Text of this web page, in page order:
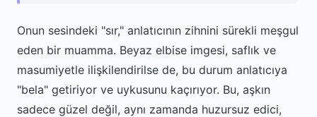
Onun sesindeki "sır," anlatıcının zihnini sürekli meşgul
eden bir muamma. Beyaz elbise imgesi, saflık ve
masumiyetle ilişkilendirilse de, bu durum anlatıcıya
"bela" getiriyor ve uykusunu kaçırıyor. Bu, aşkın
sadece güzel değil, aynı zamanda huzursuz edici,